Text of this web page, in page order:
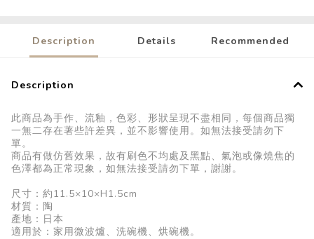
Description Details Recommended
Description
此商品為手作、流釉，色彩、形狀呈現不盡相同，每個商品獨
一無二存在著些許差異，並不影響使用。如無法接受請勿下
單。
商品有做仿舊效果，故有刷色不均處及黑點、氣泡或像燒焦的
色澤都為正常現象，如無法接受請勿下單，謝謝。
尺寸：約11.5×10×H1.5cm
材質：陶
產地：日本
適用於：家用微波爐、洗碗機、烘碗機。